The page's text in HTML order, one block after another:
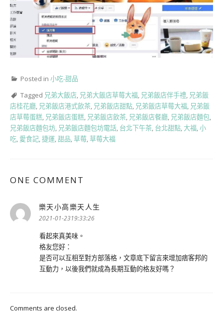
Posted in 小吃-甜品
Tagged 兄弟大飯店, 兄弟大飯店草莓大福, 兄弟飯店伴手禮, 兄弟飯
店桂花廳, 兄弟飯店港式飲茶, 兄弟飯店甜點, 兄弟飯店草莓大福, 兄弟飯
店草莓蛋糕, 兄弟飯店蛋糕, 兄弟飯店飲茶, 兄弟飯店餐廳, 兄弟飯店麵包,
兄弟飯店麵包坊, 兄弟飯店麵包坊電話, 台北下午茶, 台北甜點,大福,小
吃, 愛食記,捷運,甜品,草莓,草莓大福
ONE COMMENT
樂天小高樂天人生
2021-01-2319:33:26
看起來真美味。
格友您好：
是否可以互相至對方部落格，文章底下留言來增加痞客邦的
互動力，以後我們就成為長期互動的格友好嗎？
Comments are closed.